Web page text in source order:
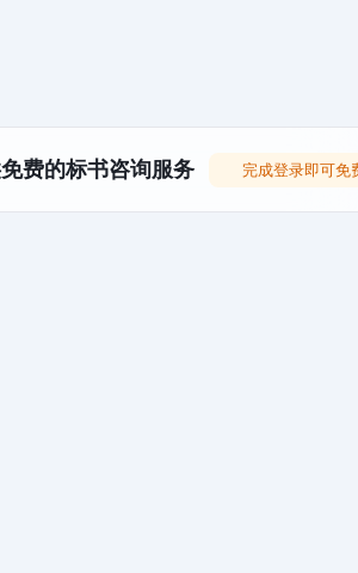
费的标书咨询服务 完成登录即可免